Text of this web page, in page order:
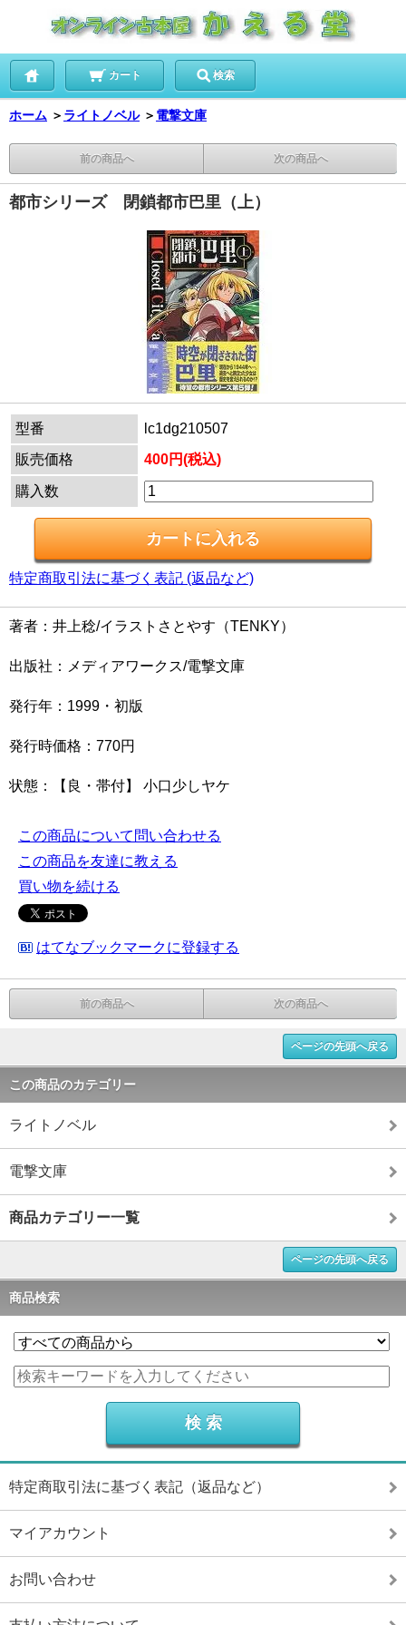
カート 検索
ホーム ＞ ライトノベル ＞ 電撃文庫
前の商品へ 次の商品へ
都市シリーズ 閉鎖都市巴里（上）
型番
lc1dg210507
販売価格
400円(税込)
購入数
特定商取引法に基づく表記 (返品など)
著者：井上稔/イラストさとやす（TENKY）
出版社：メディアワークス/電撃文庫
発行年：1999・初版
発行時価格：770円
状態：【良・帯付】 小口少しヤケ
この商品について問い合わせる
この商品を友達に教える
買い物を続ける
はてなブックマークに登録する
前の商品へ 次の商品へ
ページの先頭へ戻る
この商品のカテゴリー
ライトノベル
電撃文庫
商品カテゴリー一覧
ページの先頭へ戻る
商品検索
特定商取引法に基づく表記（返品など）
マイアカウント
お問い合わせ